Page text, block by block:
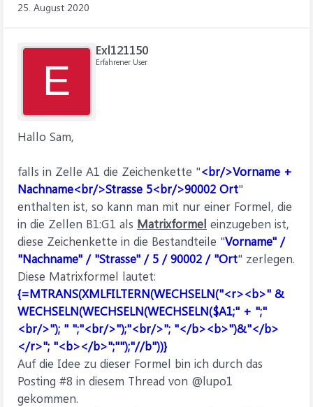
25. August 2020
E
Exl121150
Erfahrener User
Hallo Sam,
falls in Zelle A1 die Zeichenkette "<br/>Vorname +
Nachname<br/>Strasse 5<br/>90002 Ort"
enthalten ist, so kann man mit nur einer Formel, die
in die Zellen B1:G1 als Matrixformel einzugeben ist,
diese Zeichenkette in die Bestandteile "Vorname" /
"Nachname" / "Strasse" / 5 / 90002 / "Ort" zerlegen.
Diese Matrixformel lautet:
{=MTRANS(XMLFILTERN(WECHSELN("<r><b>" &
WECHSELN(WECHSELN(WECHSELN($A1;" + ";"
<br/>"); " ";"<br/>");"<br/>"; "</b><b>")&"</b>
</r>"; "<b></b>";"");"//b"))}
Auf die Idee zu dieser Formel bin ich durch das
Posting #8 in diesem Thread von @lupo1
gekommen.